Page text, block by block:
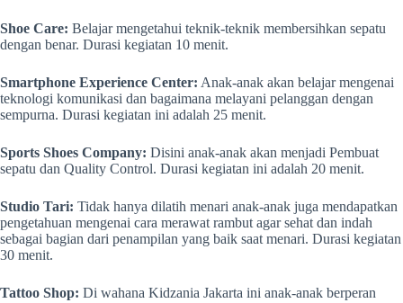
Shoe Care: Belajar mengetahui teknik-teknik membersihkan sepatu
dengan benar. Durasi kegiatan 10 menit.
Smartphone Experience Center: Anak-anak akan belajar mengenai
teknologi komunikasi dan bagaimana melayani pelanggan dengan
sempurna. Durasi kegiatan ini adalah 25 menit.
Sports Shoes Company: Disini anak-anak akan menjadi Pembuat
sepatu dan Quality Control. Durasi kegiatan ini adalah 20 menit.
Studio Tari: Tidak hanya dilatih menari anak-anak juga mendapatkan
pengetahuan mengenai cara merawat rambut agar sehat dan indah
sebagai bagian dari penampilan yang baik saat menari. Durasi kegiatan
30 menit.
Tattoo Shop: Di wahana Kidzania Jakarta ini anak-anak berperan